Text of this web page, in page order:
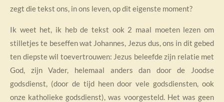
zegt die tekst ons, in ons leven, op dit eigenste moment?
Ik weet het, ik heb de tekst ook 2 maal moeten lezen om
stilletjes te beseffen wat Johannes, Jezus dus, ons in dit gebed
ten diepste wil toevertrouwen: Jezus beleefde zijn relatie met
God, zijn Vader, helemaal anders dan door de Joodse
godsdienst, (door de tijd heen door vele godsdiensten, ook
onze katholieke godsdienst), was voorgesteld. Het was geen